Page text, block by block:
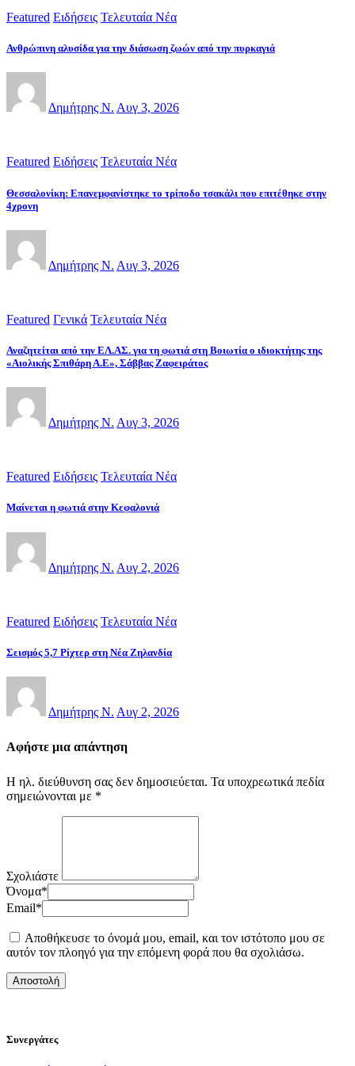
Featured Ειδήσεις Τελευταία Νέα
Ανθρώπινη αλυσίδα για την διάσωση ζωών από την πυρκαγιά
Δημήτρης Ν. Αυγ 3, 2026
Featured Ειδήσεις Τελευταία Νέα
Θεσσαλονίκη: Επανεμφανίστηκε το τρίποδο τσακάλι που επιτέθηκε στην
4χρονη
Δημήτρης Ν. Αυγ 3, 2026
Featured Γενικά Τελευταία Νέα
Αναζητείται από την ΕΛ.ΑΣ. για τη φωτιά στη Βοιωτία ο ιδιοκτήτης της
«Αιολικής Σπιθάρη Α.Ε», Σάββας Ζαφειράτος
Δημήτρης Ν. Αυγ 3, 2026
Featured Ειδήσεις Τελευταία Νέα
Μαίνεται η φωτιά στην Κεφαλονιά
Δημήτρης Ν. Αυγ 2, 2026
Featured Ειδήσεις Τελευταία Νέα
Σεισμός 5,7 Ρίχτερ στη Νέα Ζηλανδία
Δημήτρης Ν. Αυγ 2, 2026
Αφήστε μια απάντηση
Η ηλ. διεύθυνση σας δεν δημοσιεύεται. Τα υποχρεωτικά πεδία
σημειώνονται με *
Σχολιάστε
Όνομα*
Email*
Αποθήκευσε το όνομά μου, email, και τον ιστότοπο μου σε
αυτόν τον πλοηγό για την επόμενη φορά που θα σχολιάσω.
Συνεργάτες